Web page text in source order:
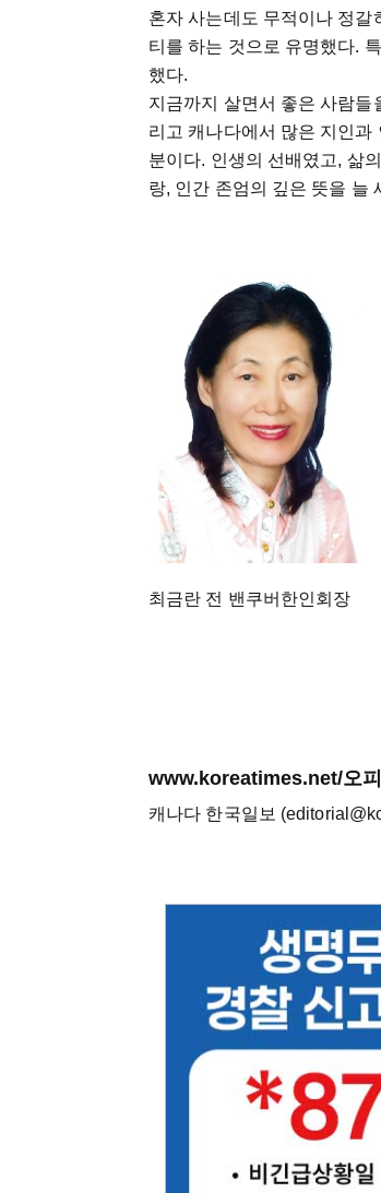
혼자 사는데도 무적이나 정
티를 하는 것으로 유명했다.
했다.
지금까지 살면서 좋은 사람들
리고 캐나다에서 많은 지인과
분이다. 인생의 선배였고, 삶
랑, 인간 존엄의 깊은 뜻을 늘
최금란 전 밴쿠버한인회장
www.koreatimes.net/오
캐나다 한국일보